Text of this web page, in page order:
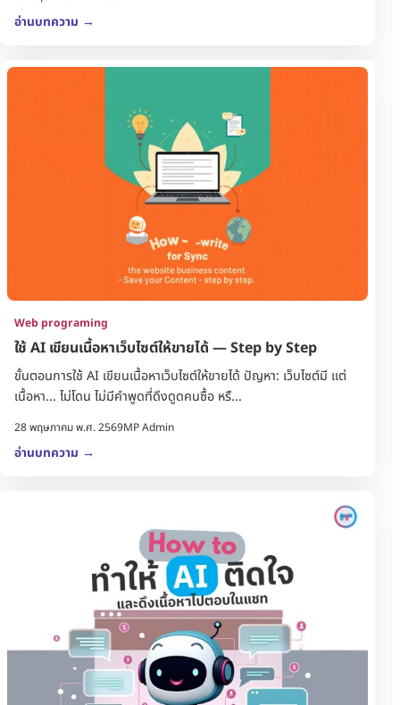
อ่านบทความ →
Web programing
ใช้ AI เขียนเนื้อหาเว็บไซต์ให้ขายได้ — Step by Step
ขั้นตอนการใช้ AI เขียนเนื้อหาเว็บไซต์ให้ขายได้ ปัญหา: เว็บไซต์มี แต่
เนื้อหา... ไม่โดน ไม่มีคำพูดที่ดึงดูดคนซื้อ หรื...
28 พฤษภาคม พ.ศ. 2569MP Admin
อ่านบทความ →